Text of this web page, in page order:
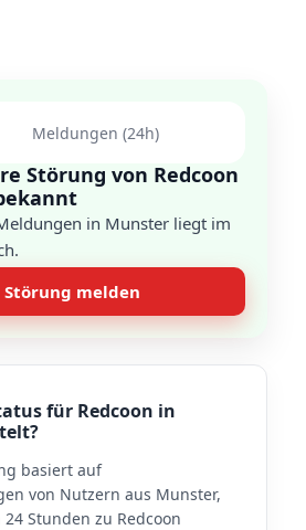
Meldungen (24h)
Störung von Redcoon
in Munster liegt im
Störung melden
für Redcoon in
basiert auf
von Nutzern aus Munster,
Stunden zu Redcoon